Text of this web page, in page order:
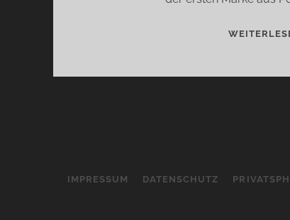
IMPRESSUM DATENSCHUTZ